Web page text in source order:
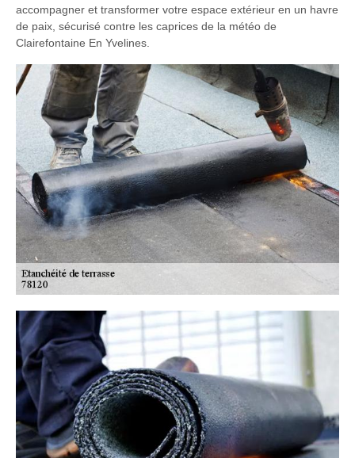
accompagner et transformer votre espace extérieur en un havre
de paix, sécurisé contre les caprices de la météo de
Clairefontaine En Yvelines.